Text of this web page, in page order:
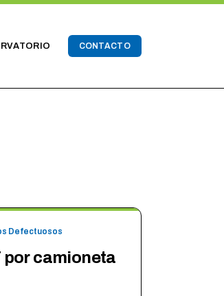
CONTACTO
Defectuosos
por camioneta